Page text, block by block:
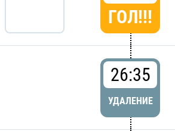
ГОЛ!!!
26:35
УДАЛЕНИЕ